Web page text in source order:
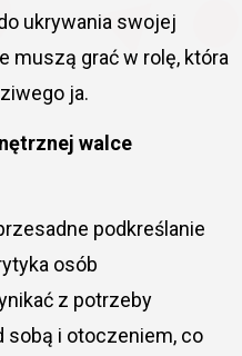
ukrywania swojej
muszą grać w rolę, która
ja.
walce
podkreślanie
osób
z potrzeby
sobą i otoczeniem, co